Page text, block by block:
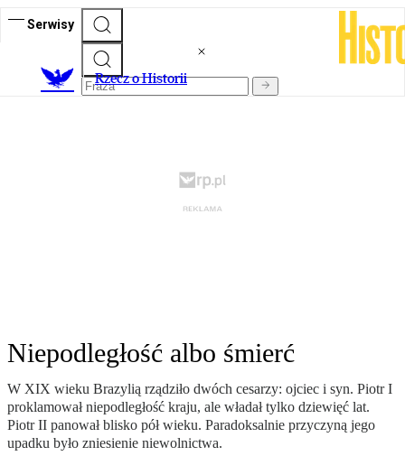
Serwisy
Rzecz o Historii
Niepodległość albo śmierć
W XIX wieku Brazylią rządziło dwóch cesarzy: ojciec i syn. Piotr I
proklamował niepodległość kraju, ale władał tylko dziewięć lat.
Piotr II panował blisko pół wieku. Paradoksalnie przyczyną jego
upadku było zniesienie niewolnictwa.